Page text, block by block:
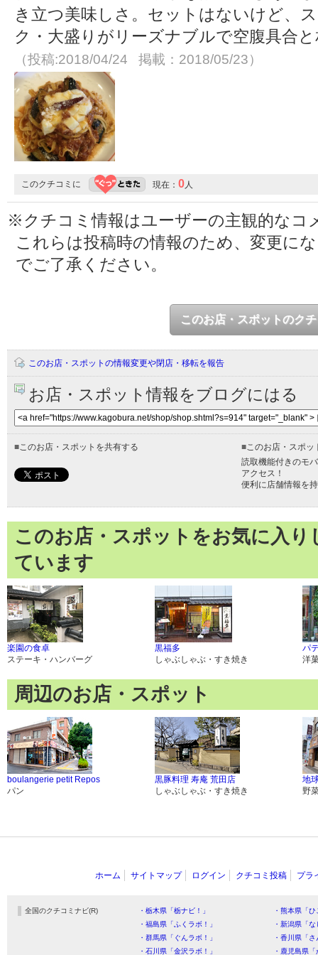
き立つ美味しさ。セットはないけど、
ク・大盛りがリーズナブルで空腹具合
（投稿:2018/04/24 掲載：2018/05/23）
このクチコミに 現在： 0人
※クチコミ情報はユーザーの主観的なコ
これらは投稿時の情報のため、変更に
でご了承ください。
このお店・スポットのク
このお店・スポットの情報変更や閉店・移転を報告
お店・スポット情報をブログにはる
■このお店・スポットを共有する ■このお店・スポッ
読取機能付きのモ
アクセス！
便利に店舗情報を
このお店・スポットをお気に入
ています
楽園の食卓
ステーキ・ハンバーグ
黒福多
しゃぶしゃぶ・すき焼き
パ
洋
周辺のお店・スポット
boulangerie petit Repos
パン
黒豚料理 寿庵 荒田店
しゃぶしゃぶ・すき焼き
地
野
ホーム サイトマップ ログイン クチコミ投稿 プラ
全国のクチコミナビ(R) ・栃木県「栃ナビ！」
・熊本県「
・福島県「ふくラボ！」
・新潟県「
・群馬県「ぐんラボ！」
・香川県「
・石川県「金沢ラボ！」
・鹿児島県